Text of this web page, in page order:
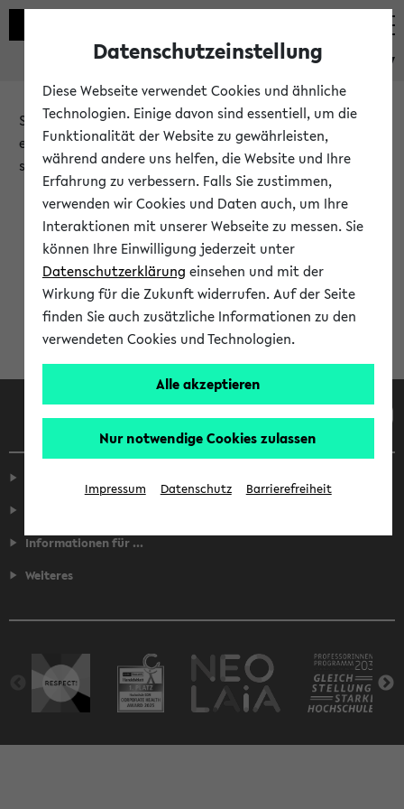
eKVV
Sie möchten auf eine eKVV Funktion zugreifen, die Ihnen
erst nach einer Anmeldung am System zur Verfügung
steht.
Bitte melden Sie sich an:
Anmeldung am eKVV
Informationen für ...
Weiteres
Datenschutzeinstellung
Diese Webseite verwendet Cookies und ähnliche
Technologien. Einige davon sind essentiell, um die
Funktionalität der Website zu gewährleisten,
während andere uns helfen, die Website und Ihre
Erfahrung zu verbessern. Falls Sie zustimmen,
verwenden wir Cookies und Daten auch, um Ihre
Interaktionen mit unserer Webseite zu messen. Sie
können Ihre Einwilligung jederzeit unter
Datenschutzerklärung einsehen und mit der
Wirkung für die Zukunft widerrufen. Auf der Seite
finden Sie auch zusätzliche Informationen zu den
verwendeten Cookies und Technologien.
Alle akzeptieren
Nur notwendige Cookies zulassen
Impressum Datenschutz Barrierefreiheit